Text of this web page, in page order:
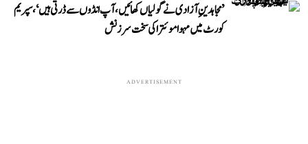
’مجاہدینِ آزادی نے گولیاں کھائیں، آپ انڈوں سے ڈرتی ہیں‘، سپریم
کورٹ میں مہوا موئترا کی سخت سرزنش
ADVERTISEMENT